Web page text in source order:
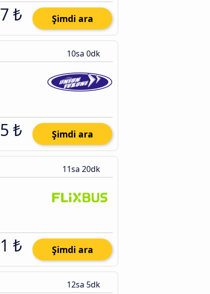
₺ Şimdi ara
10sa 0dk
₺ Şimdi ara
11sa 20dk
₺ Şimdi ara
12sa 5dk